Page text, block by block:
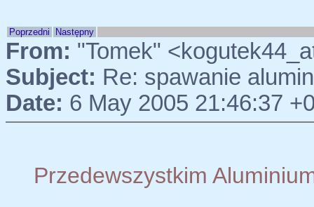
Poprzedni Następny
From: "Tomek"
Subject: Re: spawanie
Date: 6 May 2005 21:46:37
Przedewszystkim